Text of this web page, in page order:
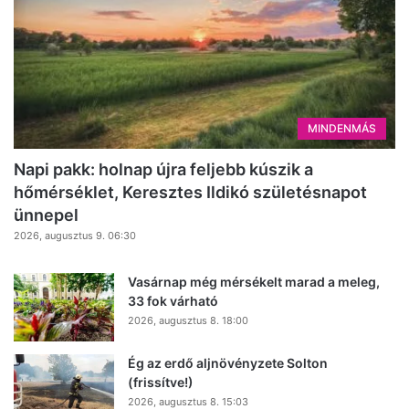
MINDENMÁS
Napi pakk: holnap újra feljebb kúszik a
hőmérséklet, Keresztes Ildikó születésnapot
ünnepel
2026, augusztus 9. 06:30
Vasárnap még mérsékelt marad a meleg,
33 fok várható
2026, augusztus 8. 18:00
Ég az erdő aljnövényzete Solton
(frissítve!)
2026, augusztus 8. 15:03